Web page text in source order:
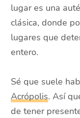
lugar es una
clásica, donde
lugares que
entero.
Sé que suele
Acrópolis. Así
de tener